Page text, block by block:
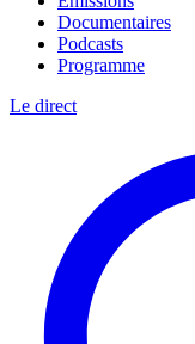
Documentaires
Podcasts
Programme
Le direct